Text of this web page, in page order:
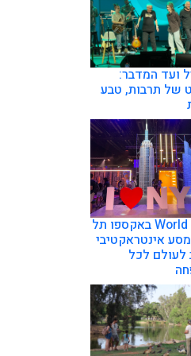
ועד המדבר:
של תרבות, טבע
World Story באקספו תל
אינטראקטיבי
לעולם לכל